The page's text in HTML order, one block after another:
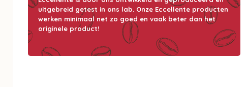
uitgebreid getest in ons lab. Onze Eccellente producten
werken minimaal net zo goed en vaak beter dan het
originele product!